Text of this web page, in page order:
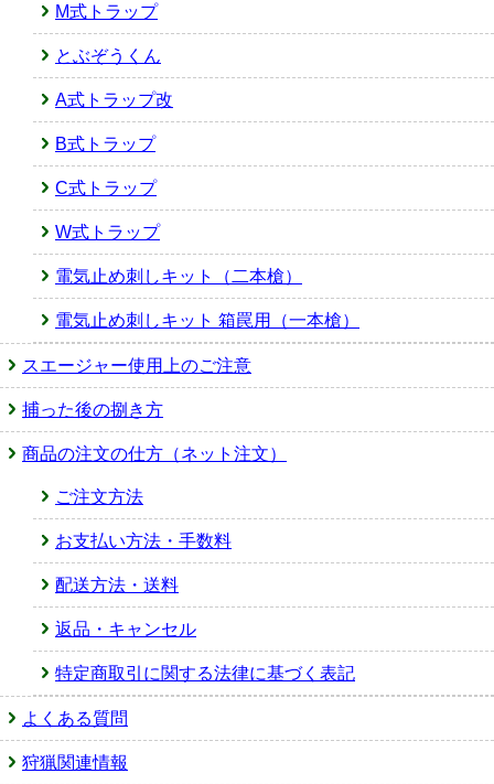
M式トラップ
とぶぞうくん
A式トラップ改
B式トラップ
C式トラップ
W式トラップ
電気止め刺しキット（二本槍）
電気止め刺しキット 箱罠用（一本槍）
スエージャー使用上のご注意
捕った後の捌き方
商品の注文の仕方（ネット注文）
ご注文方法
お支払い方法・手数料
配送方法・送料
返品・キャンセル
特定商取引に関する法律に基づく表記
よくある質問
狩猟関連情報